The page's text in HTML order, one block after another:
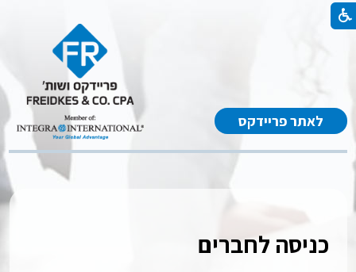
לאתר פריידקס
כניסה לחברים